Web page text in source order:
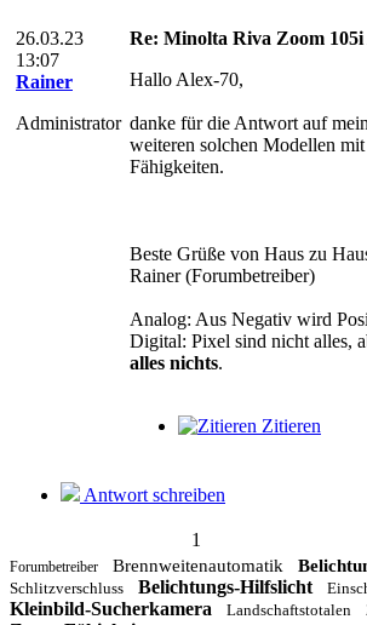
26.03.23
13:07
Rainer
Administrator
Re: Minolta Riva Zoom
Hallo Alex-70,
danke für die Antwort auf
weiteren solchen Modellen
Fähigkeiten.
Beste Grüße von Haus zu
Rainer (Forumbetreiber)
Analog: Aus Negativ wird
Digital: Pixel sind nicht alles,
alles nichts.
Zitieren
Antwort schreiben
1
Forumbetreiber Brennweitenautomatik
Schlitzverschluss Belichtungs-Hilfslicht
Kleinbild-Sucherkamera Landschaftstotalen